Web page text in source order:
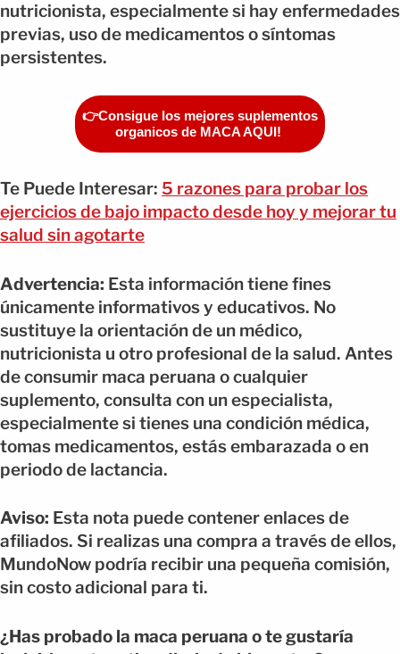
nutricionista, especialmente si hay enfermedades
previas, uso de medicamentos o síntomas
persistentes.
👉Consigue los mejores suplementos
organicos de MACA AQUI!
Te Puede Interesar: 5 razones para probar los
ejercicios de bajo impacto desde hoy y mejorar tu
salud sin agotarte
Advertencia: Esta información tiene fines
únicamente informativos y educativos. No
sustituye la orientación de un médico,
nutricionista u otro profesional de la salud. Antes
de consumir maca peruana o cualquier
suplemento, consulta con un especialista,
especialmente si tienes una condición médica,
tomas medicamentos, estás embarazada o en
periodo de lactancia.
Aviso: Esta nota puede contener enlaces de
afiliados. Si realizas una compra a través de ellos,
MundoNow podría recibir una pequeña comisión,
sin costo adicional para ti.
¿Has probado la maca peruana o te gustaría